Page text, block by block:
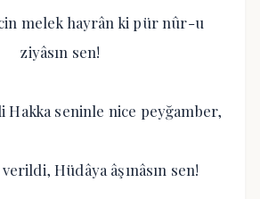
melek hayrân ki pür nûr-u
ziyâsın sen!
Hakka seninle nice peyğamber,
Hüdâya âşınâsın sen!